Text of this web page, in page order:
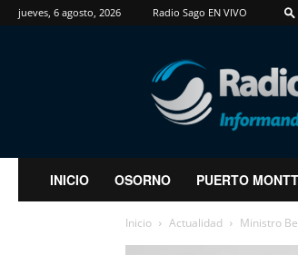
jueves, 6 agosto, 2026 Radio Sago EN VIVO
RadioSago
INICIO OSORNO PUERTO MONTT
Inicio Actualidad Ministro